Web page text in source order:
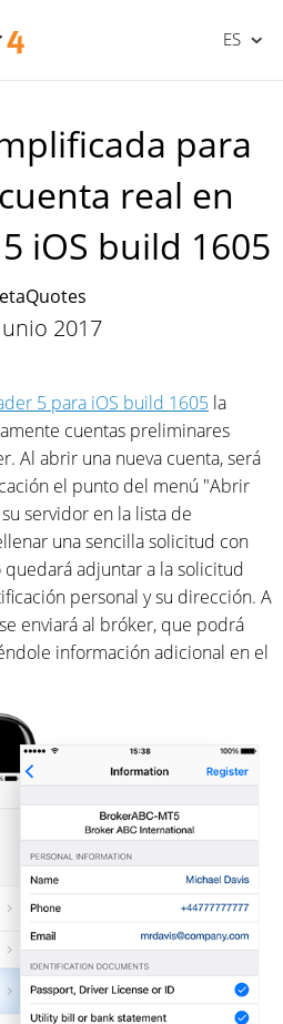
ES
para
real en
iOS build 1605
2017
5 para iOS build 1605 la
cuentas preliminares
Al abrir una nueva cuenta, será
el punto del menú "Abrir
servidor en la lista de
una sencilla solicitud con
quedará adjuntar a la solicitud
personal y su dirección. A
enviará al bróker, que podrá
información adicional en el